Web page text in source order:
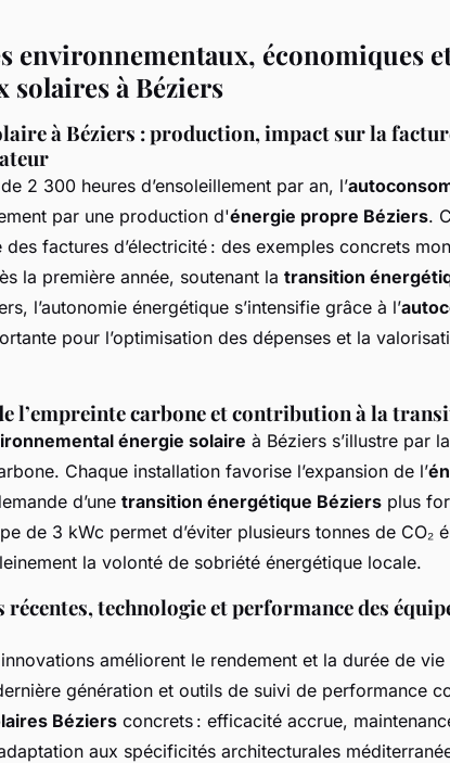
environnementaux, économiques
solaires à Béziers
à Béziers : production, impact sur la
2 300 heures d’ensoleillement par an, l’
par une production d'énergie propre Béziers.
des factures d’électricité : des exemples concrets
la première année, soutenant la transition
l’autonomie énergétique s’intensifie grâce à l’
pour l’optimisation des dépenses et la
l’empreinte carbone et contribution à la
énergie solaire à Béziers s’illustre par
Chaque installation favorise l’expansion de l’
d’une transition énergétique Béziers plus
de 3 kWc permet d’éviter plusieurs tonnes de CO₂
la volonté de sobriété énergétique locale.
technologie et performance des
améliorent le rendement et la durée de
génération et outils de suivi de performance
Béziers concrets : efficacité accrue,
aux spécificités architecturales